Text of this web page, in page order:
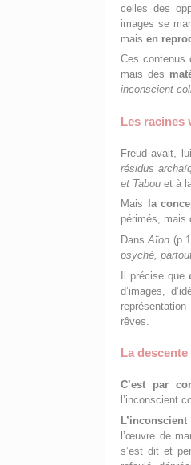
celles des
images se
maisen
Ces contenus
mais des
inconscient
Les racines
Freud avait,
résidus
et Tabou et à
Mais
la
périmés, mais
DansAïon
psyché,
Il précise que
d’images,
rêves.
La
C’est par
l’inconscient
l’œuvre de
s’est dit et